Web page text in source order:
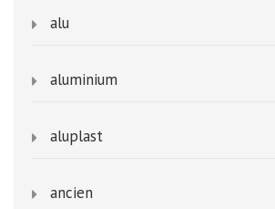
alu
aluminium
aluplast
ancien